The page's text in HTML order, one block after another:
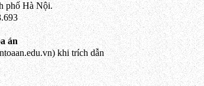
phố Hà Nội.
án
khi trích dẫn